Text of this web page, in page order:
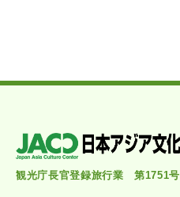
観光庁長官登録旅行業 第1751号